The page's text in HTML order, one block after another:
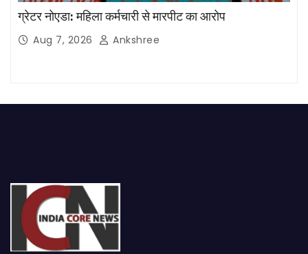
ग्रेटर नोएडा: महिला कर्मचारी से मारपीट का आरोप
Aug 7, 2026 Ankshree